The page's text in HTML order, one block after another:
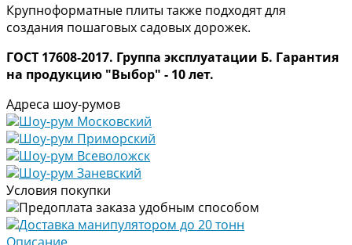
Крупноформатные плиты также подходят для
создания пошаговых садовых дорожек.
ГОСТ 17608-2017. Группа эксплуатации Б. Гарантия
на продукцию "Выбор" - 10 лет.
Адреса шоу-румов
Шоу-рум Московский
Шоу-рум Приморский
Шоу-рум Всеволожск
Шоу-рум Заневский
Условия покупки
Предоплата заказа удобным способом
Доставка манипулятором до 20 тонн